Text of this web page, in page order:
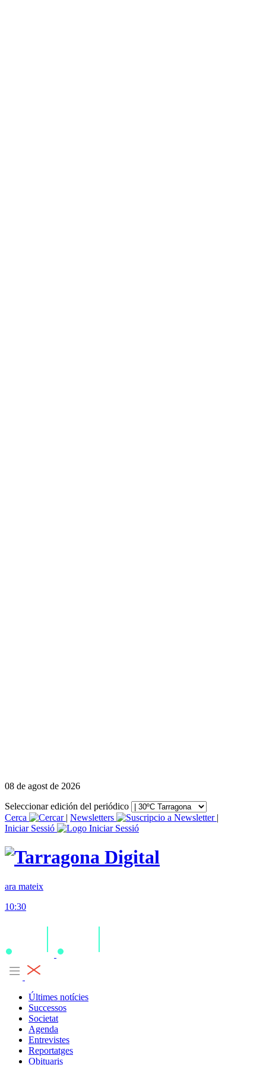
08 de agost de 2026
Seleccionar edición del periódico
Cerca
| Newsletters
|
Iniciar Sessió
ara mateix
10:30
Últimes notícies
Successos
Societat
Agenda
Entrevistes
Reportatges
Obituaris